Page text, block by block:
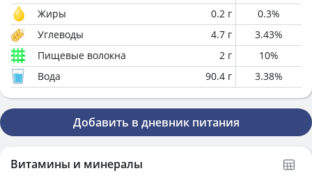
Жиры
0.2 г 0.3%
Углеводы
4.7 г 3.43%
Пищевые волокна
2 г 10%
Вода
90.4 г 3.38%
Добавить в дневник питания
Витамины и минералы